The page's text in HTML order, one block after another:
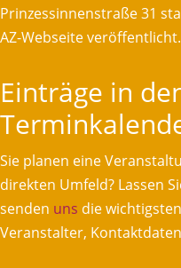
Prinzessinnenstraße 31
AZ-Webseite veröffentlicht.
Einträge in
Sie planen eine
direkten Umfeld? Lassen
senden uns die
Veranstalter,